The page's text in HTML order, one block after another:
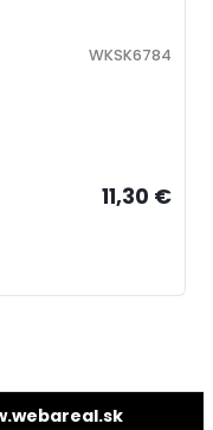
WKSK6784
11,30 €